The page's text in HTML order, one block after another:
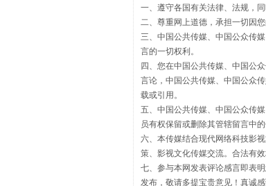
揭批美国五大"
一、遵守各国有关法律、法规，
二、尊重网上道德，承担一切因
三、中国公共传媒、中国公众传
言的一切权利。
四、您在中国公共传媒、中国公
言论，中国公共传媒、中国公众
载或引用。
五、中国公共传媒、中国公众传
员有权保留或删除其管辖留言中的
六、本传媒结合现代网络科技影
策、影视文化传媒交流。合法有
七、参与本网发表评论感言即表
发布，敬请多提宝贵意见！真诚